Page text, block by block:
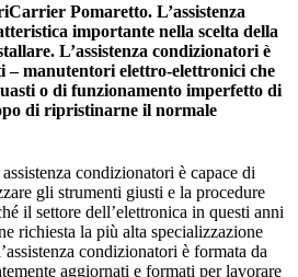
Pomaretto. L’assistenza
importante nella scelta della
L’assistenza condizionatori è
– manutentori elettro-elettronici che
o di funzionamento imperfetto di
di ripristinarne il normale
condizionatori è capace di
gli strumenti giusti e la procedure
il settore dell’elettronica in questi anni
richiesta la più alta specializzazione
condizionatori è formata da
aggiornati e formati per lavorare